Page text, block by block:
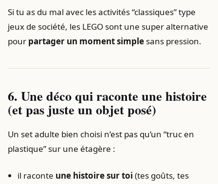
Si tu as du mal avec les activités “classiques” type
jeux de société, les LEGO sont une super alternative
pour partager un moment simple sans pression.
6. Une déco qui raconte une histoire
(et pas juste un objet posé)
Un set adulte bien choisi n’est pas qu’un “truc en
plastique” sur une étagère :
il raconte une histoire sur toi (tes goûts, tes